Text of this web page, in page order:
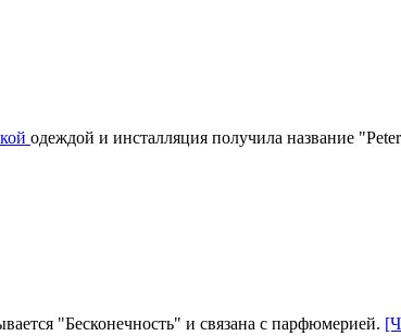
одеждой и инсталляция получила название
"Бесконечность" и связана с парфюмерией.